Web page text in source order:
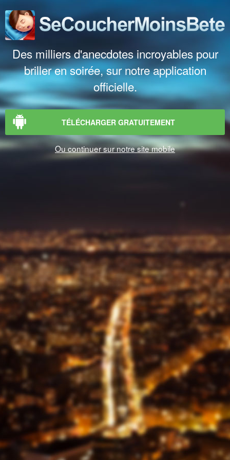
Des milliers d'anecdotes incroyables pour
briller en soirée, sur notre application
officielle.
TÉLÉCHARGER GRATUITEMENT
Ou continuer sur notre site mobile